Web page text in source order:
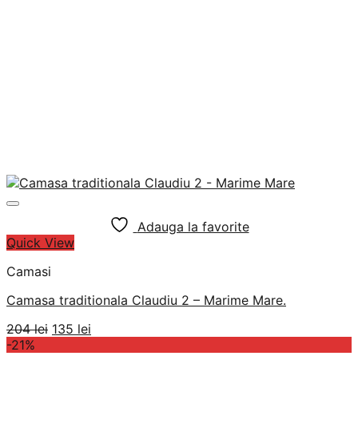
Adauga la favorite
Quick View
Camasi
Camasa traditionala Claudiu 2 – Marime Mare.
204lei Prețul
135 lei
-21%